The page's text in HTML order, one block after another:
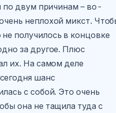
по двум причинам – во-
неплохой микст.
получилось в концовке
за другое. Плюс
их. На самом деле
шанс
с собой. Это очень
она не тащила туда с